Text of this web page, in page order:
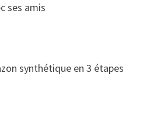
ses amis
synthétique en 3 étapes